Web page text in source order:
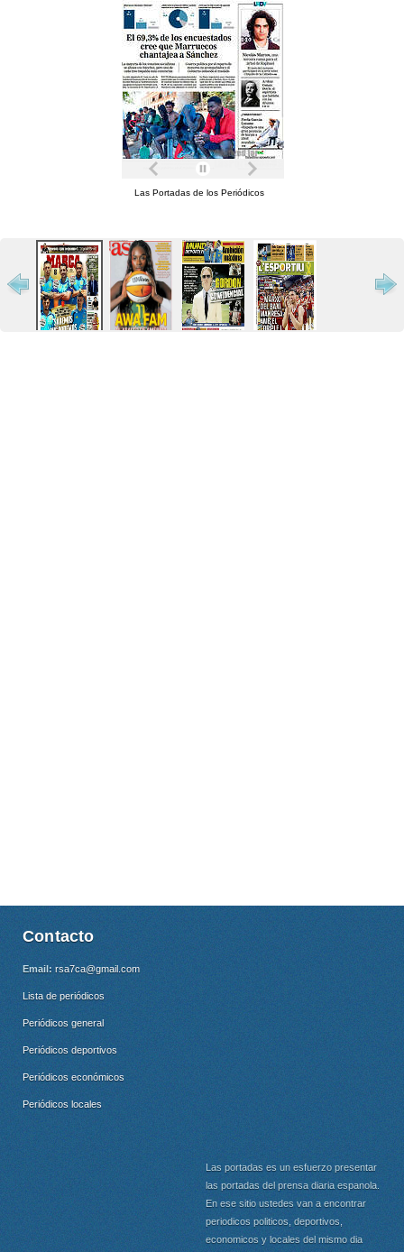
Las Portadas de los Periódicos
Contacto
Email: rsa7ca@gmail.com
Lista de periódicos
Periódicos general
Periódicos deportivos
Periódicos económicos
Periódicos locales
Las portadas es un esfuerzo presentar
las portadas del prensa diaria espanola.
En ese sitio ustedes van a encontrar
periodicos politicos, deportivos,
economicos y locales del mismo dia